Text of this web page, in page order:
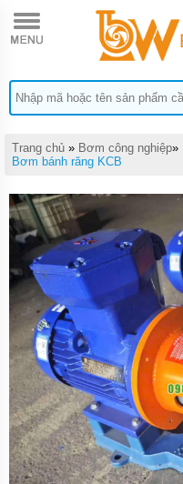
TRANG
CHỦ
DÙNG
KHÍ
NÉN
BƠM
NÉN
HUSKY
BƠM DÙNG
KHÍ NÉN
SANDPIPER
BƠM
DÙNG
NÉN
WILDEN
BƠM
DÙNG
KHÍ
NÉN
MORAK
JOFEE
Trang chủ » Bơm công nghiệp»
Bơm bánh răng KCB